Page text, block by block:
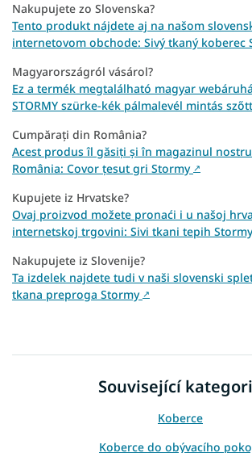
Nakupujete zo Slovenska?
Tento produkt nájdete aj na našom
internetovom obchode: Sivý tkaný koberec
Magyarországról vásárol?
Ez a termék megtalálható magyar
STORMY szürke-kék pálmalevél mintás
Cumpărați din România?
Acest produs îl găsiți și în magazinul
România: Covor țesut gri Stormy ↗
Kupujete iz Hrvatske?
Ovaj proizvod možete pronaći i u našoj
internetskoj trgovini: Sivi tkani tepih
Nakupujete iz Slovenije?
Ta izdelek najdete tudi v naši slovenski
tkana preproga Stormy ↗
Související
Koberce
Koberce do obývacího